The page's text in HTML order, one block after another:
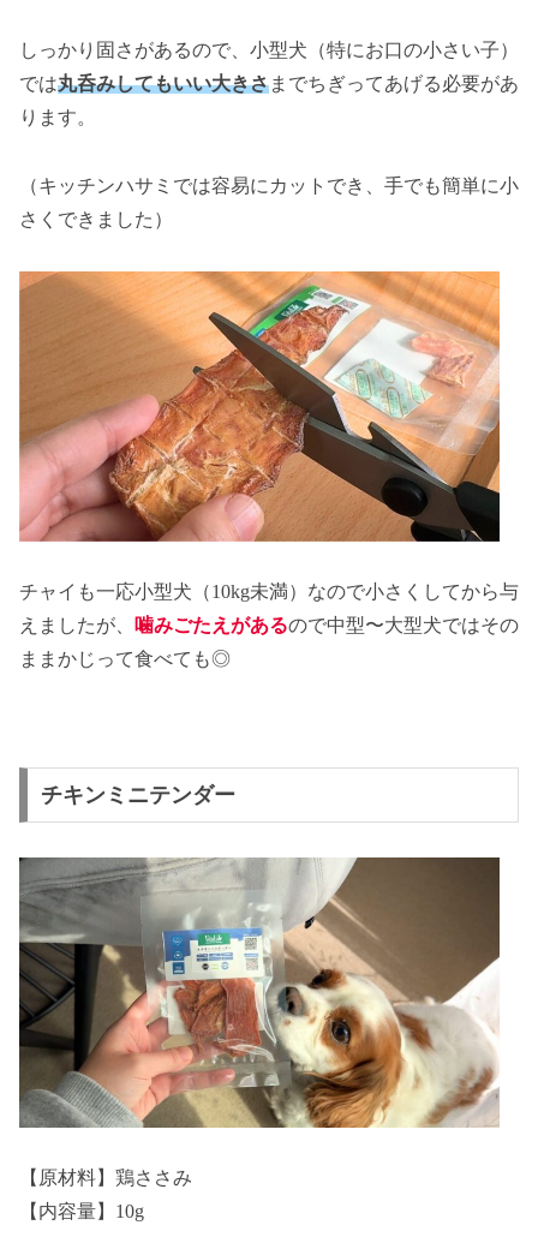
しっかり固さがあるので、小型犬（特にお口の小さい子）
では丸呑みしてもいい大きさまでちぎってあげる必要があ
ります。
（キッチンハサミでは容易にカットでき、手でも簡単に小
さくできました）
チャイも一応小型犬（10kg未満）なので小さくしてから与
えましたが、
噛みごたえがあるので中型〜大型犬ではその
ままかじって食べても◎
チキンミニテンダー
【原材料】鶏ささみ
【内容量】10g